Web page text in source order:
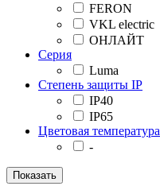
FERON
VKL electric
ОНЛАЙТ
Серия
Luma
Степень защиты IP
IP40
IP65
Цветовая температура
-